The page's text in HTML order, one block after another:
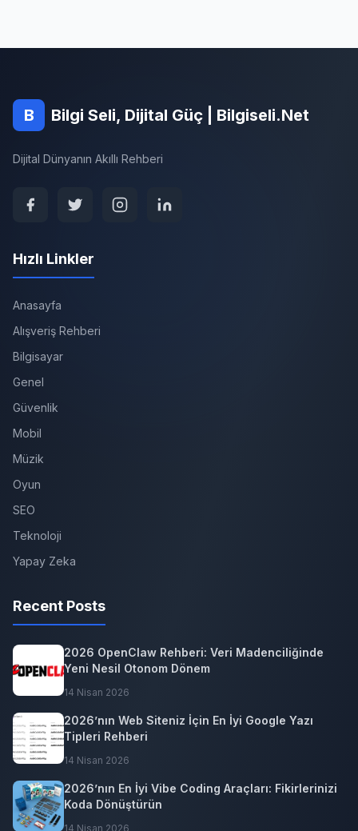
B Bilgi Seli, Dijital Güç | Bilgiseli.Net
Dijital Dünyanın Akıllı Rehberi
Hızlı Linkler
Anasayfa
Alışveriş Rehberi
Bilgisayar
Genel
Güvenlik
Mobil
Müzik
Oyun
SEO
Teknoloji
Yapay Zeka
Recent Posts
2026 OpenClaw Rehberi: Veri Madenciliğinde
Yeni Nesil Otonom Dönem
14 Nisan 2026
2026’nın Web Siteniz İçin En İyi Google Yazı
Tipleri Rehberi
14 Nisan 2026
2026’nın En İyi Vibe Coding Araçları: Fikirlerinizi
Koda Dönüştürün
14 Nisan 2026